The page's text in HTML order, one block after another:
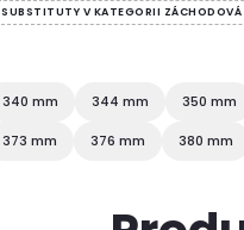
SUBSTITUTY V KATEGORII ZÁCHODOVÁ
340 mm 344 mm 350 mm
373 mm 376 mm 380 mm